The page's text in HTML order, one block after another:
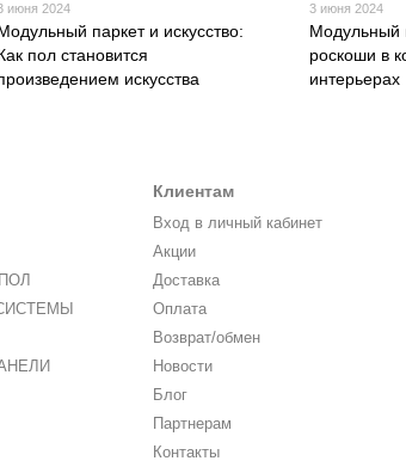
июня 2024
паркет и искусство:
пол становится
искусства
3 июня 2024
Модульный
роскоши в
интерьерах
Клиентам
Вход в личный кабинет
Акции
Доставка
Оплата
Возврат/обмен
Новости
Блог
Партнерам
Контакты